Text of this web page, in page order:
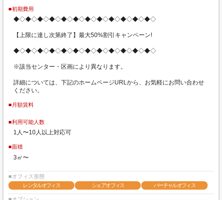
■初期費用
◆◇◆◇◆◇◆◇◆◇◆◇◆◇◆◇◆◇◆◇◆◇◆◇
【上限に達し次第終了】最大50%割引キャンペーン!
◆◇◆◇◆◇◆◇◆◇◆◇◆◇◆◇◆◇◆◇◆◇◆◇
※該当センター・区画により異なります。
詳細については、下記のホームページURLから、お気軽にお問い合わせ
ください。
■月額賃料
■利用可能人数
1人〜10人以上対応可
■面積
3㎡〜
■オフィス形態
レンタルオフィス
シェアオフィス バーチャルオフィス